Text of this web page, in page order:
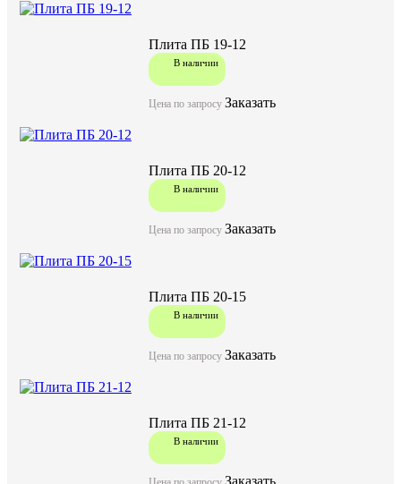
В наличии
Плита ПБ 19-12
Цена по запросуЗаказать
В наличии
Плита ПБ 20-12
Цена по запросуЗаказать
В наличии
Плита ПБ 20-15
Цена по запросуЗаказать
В наличии
Плита ПБ 21-12
Заказать